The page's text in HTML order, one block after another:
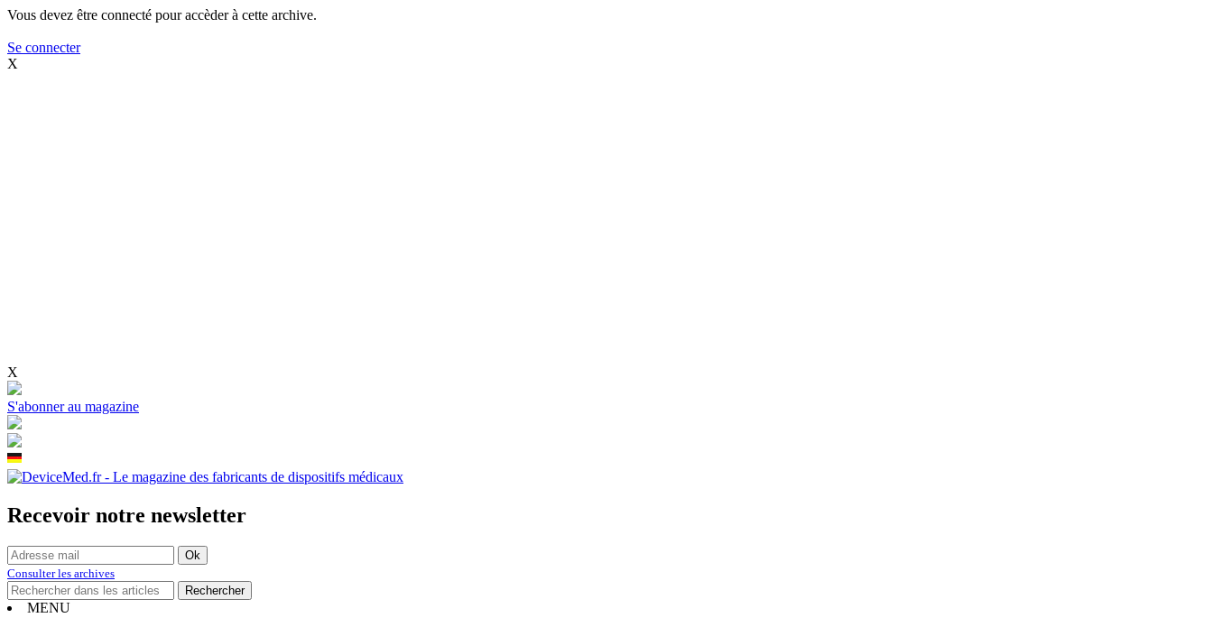
Vous devez être connecté pour accèder à cette archive.
Se connecter
X
X
S'abonner au magazine
Recevoir notre newsletter
Consulter les archives
MENU